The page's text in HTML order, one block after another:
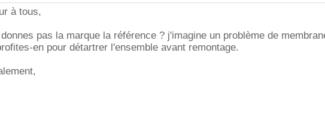
à tous,
pas la marque la référence ? j'imagine un problème de
en pour détartrer l'ensemble avant remontage.